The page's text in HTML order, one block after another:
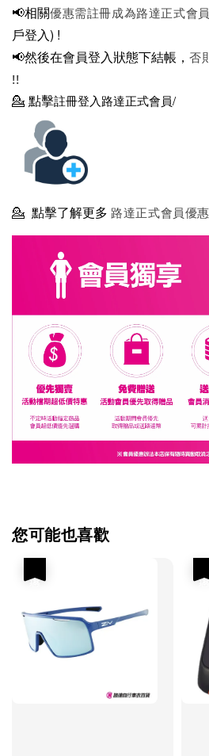
📢相關優惠需註冊成為路達正式會
戶登入) !
📢然後在會員登入狀態下結帳， 否
!!
💁 點擊註冊登入路達正式會員/
💁 點擊了解更多 路達正式會員優
您可能也喜歡